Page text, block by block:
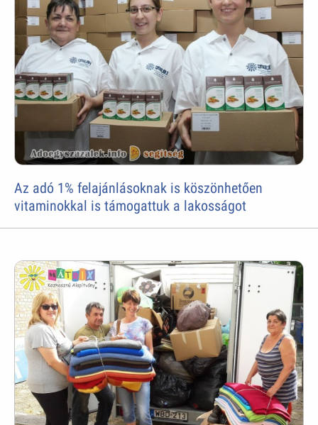
Az adó 1% felajánlásoknak is köszönhetően
vitaminokkal is támogattuk a lakosságot